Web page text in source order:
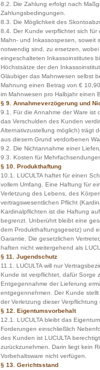
8.2. Die Zahlung erfolgt nach
Zahlungsbedingungen.
8.3. Die Möglichkeit des
8.4. Der Kunde verpflichtet sich
Mahn- und Inkassospesen, soweit
notwendig sind, zu ersetzen,
eingeschalteten Inkassoinstitutes
Höchstsätze der den
Gläubiger das Mahnwesen selbst
Mahnung einen Betrag von €
im Mahnwesen pro Halbjahr einen
§ 9. Annahmeverzögerung und
9.1. Für die Annahme der Ware ist
das Verschulden des Kunden
Alternativzustellung möglich) trägt
aus diesem Grund verdorbenen
9.2. Die Nichtannahme einer
9.3. Kosten für
§ 10. Produkthaftung
10.1. LUCULTA haftet für einen
vollem Umfang. Eine Haftung für
Verletzung des Lebens, des
vertragswesentlichen Pflicht
Kardinalpflichten ist die Haftung
begrenzt. Unberührt bleibt eine
dem Produkthaftungsgesetz) und
Garantie. Die gesetzlichen
haften nicht weitergehend als
§ 11. Jugendschutz
11.1. LUCULTA will nur
Kunde ist verpflichtet, dafür Sorge
Entgegennahme der Lieferung
entgegennehmen. Der Kunde stellt
der Verletzung dieser
§ 12. Eigentumsvorbehalt
12.1. LUCULTA bleibt das
Forderungen einschließlich
des Kunden ist LUCULTA
zurückzunehmen. Darin liegt kein
Vorbehaltsware nicht verfügen.
§ 13. Gerichtsstand